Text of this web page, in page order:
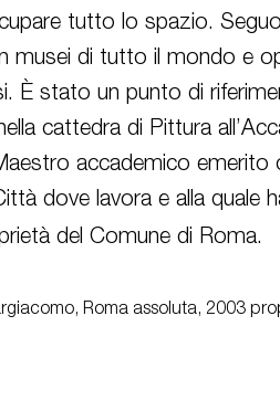
tutto lo spazio.
musei di tutto il mondo e
Èstato un punto di
cattedra di Pittura
accademico emerito
dove lavora e alla quale
del Comune di Roma.
Roma assoluta, 2003